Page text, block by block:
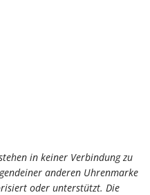
in keiner Verbindung zu
anderen Uhrenmarke
oder unterstützt. Die